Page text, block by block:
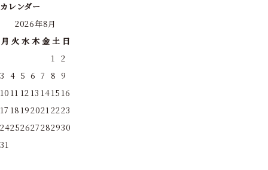
カレンダー
2026年8月
月 火水 木金 土 日
1 2
3 4 5 6 7 8 9
10 11 12 13 1415 16
17 18 1920212223
24252627282930
31